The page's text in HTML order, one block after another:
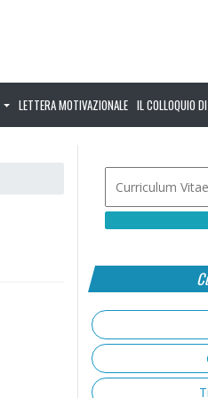
LETTERA MOTIVAZIONALE IL COLLOQUIO